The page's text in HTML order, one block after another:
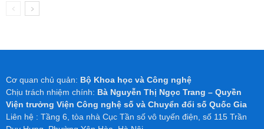
Cơ quan chủ quản: Bộ Khoa học và Công nghệ
Chịu trách nhiệm chính: Bà Nguyễn Thị Ngọc Trang – Quyền
Viện trưởng Viện Công nghệ số và Chuyển đổi số Quốc Gia
Liên hệ : Tầng 6, tòa nhà Cục Tần số vô tuyến điện, số 115 Trần